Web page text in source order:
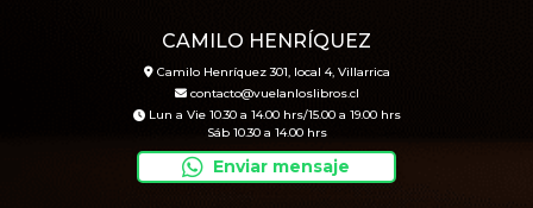
CAMILO HENRÍQUEZ
Camilo Henríquez 301, local 4, Villarrica
contacto@vuelanloslibros.cl
Lun a Vie 10.30 a 14.00 hrs/15.00 a 19.00 hrs
Sáb 10.30 a 14.00 hrs
Enviar mensaje